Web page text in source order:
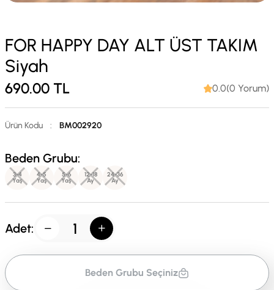
FOR HAPPY DAY ALT ÜST TAKIM
Siyah
690.00 TL 0.0(0 Yorum)
Ürün Kodu : BM002920
Beden Grubu:
3-4
Yaş
4-5
Yaş
5-6
Yaş
12-18
Ay
24-36
Ay
Adet:
Beden Grubu Seçiniz